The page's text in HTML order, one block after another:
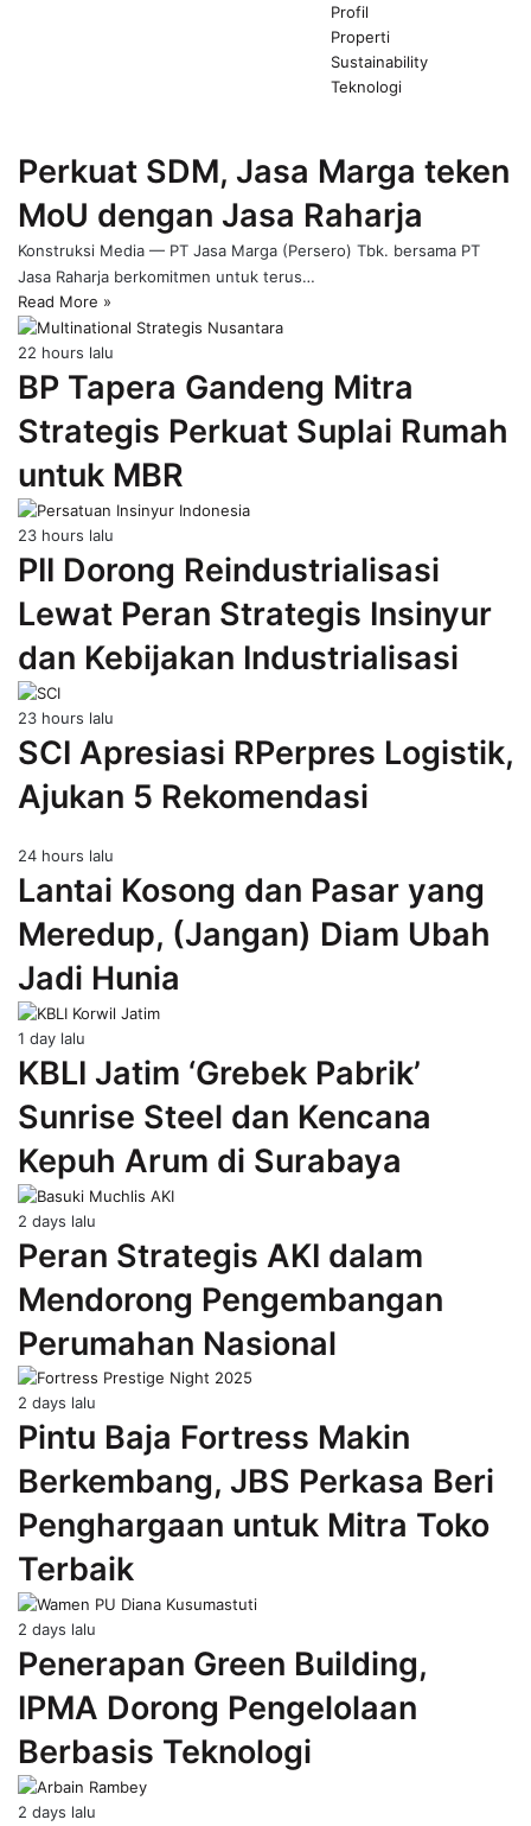
Profil
Properti
Sustainability
Teknologi
page
Perkuat SDM, Jasa Marga teken
MoU dengan Jasa Raharja
Konstruksi Media — PT Jasa Marga (Persero) Tbk. bersama PT
Jasa Raharja berkomitmen untuk terus…
Read More »
22 hours lalu
BP Tapera Gandeng Mitra
Strategis Perkuat Suplai Rumah
untuk MBR
23 hours lalu
PII Dorong Reindustrialisasi
Lewat Peran Strategis Insinyur
dan Kebijakan Industrialisasi
23 hours lalu
SCI Apresiasi RPerpres Logistik,
Ajukan 5 Rekomendasi
24 hours lalu
Lantai Kosong dan Pasar yang
Meredup, (Jangan) Diam Ubah
Jadi Hunia
1 day lalu
KBLI Jatim ‘Grebek Pabrik’
Sunrise Steel dan Kencana
Kepuh Arum di Surabaya
2 days lalu
Peran Strategis AKI dalam
Mendorong Pengembangan
Perumahan Nasional
2 days lalu
Pintu Baja Fortress Makin
Berkembang, JBS Perkasa Beri
Penghargaan untuk Mitra Toko
Terbaik
2 days lalu
Penerapan Green Building,
IPMA Dorong Pengelolaan
Berbasis Teknologi
2 days lalu